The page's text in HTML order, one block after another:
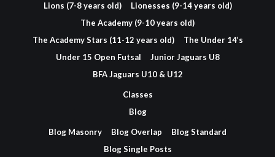
Lions (7-8 years old)
Lionesses (9-14 years old)
The Academy (9-10 years old)
The Academy Stars (11-12 years old)
The Under 14’s
Under 15 Open Futsal
Junior Jaguars U8
BFA Jaguars U10 & U12
Classes
Blog
Blog Masonry Blog Overlap
Blog Standard
Blog Single Posts